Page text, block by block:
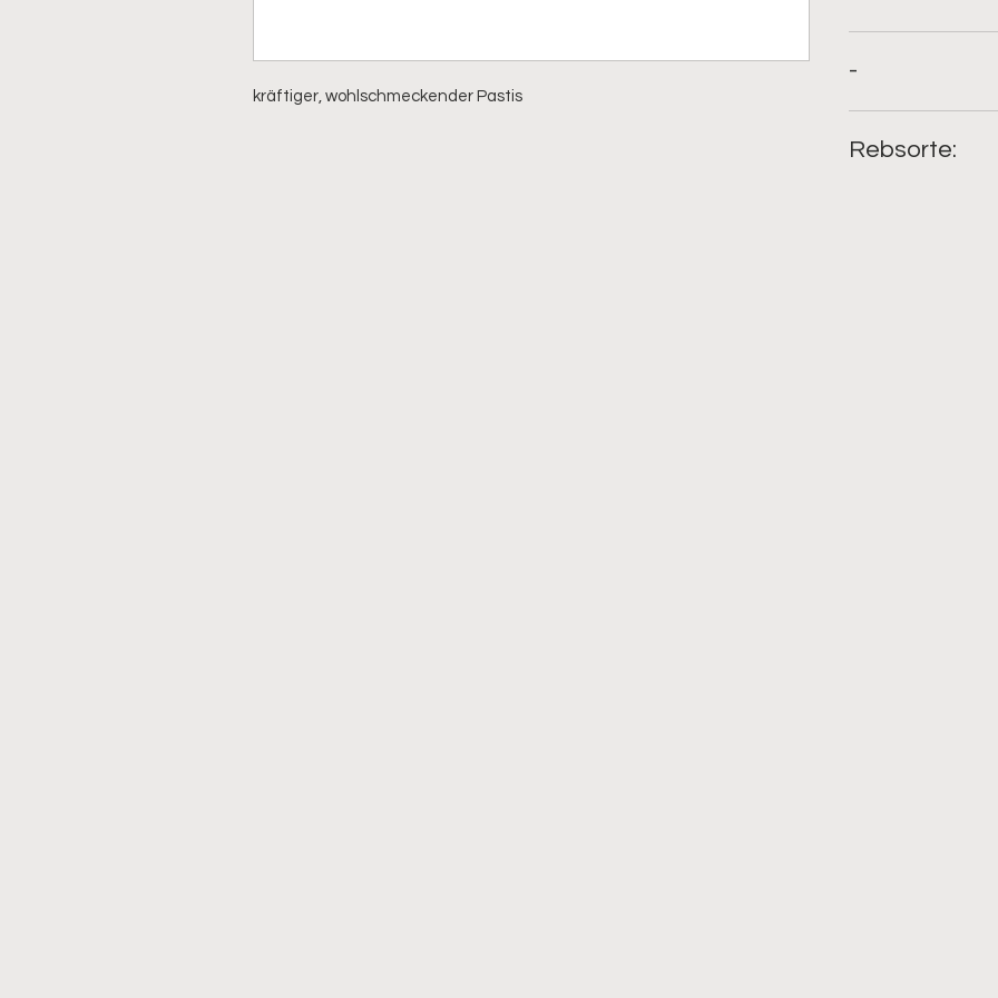
kräftiger, wohlschmeckender Pastis
-
Rebsorte: